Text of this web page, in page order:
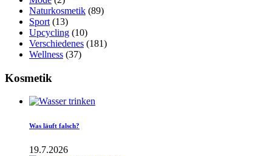
Naturkosmetik (89)
Sport (13)
Upcycling (10)
Verschiedenes (181)
Wellness (37)
Kosmetik
Was läuft falsch?
19.7.2026